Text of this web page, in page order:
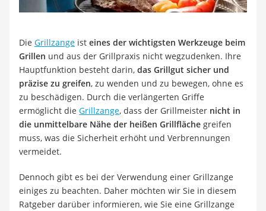
Gasdurchlauferhitzer
Service
Die Grillzange ist eines der wichtigsten Werkzeuge beim
Grillen und aus der Grillpraxis nicht wegzudenken. Ihre
Hauptfunktion besteht darin, das Grillgut sicher und
präzise zu greifen, zu wenden und zu bewegen, ohne es
zu beschädigen. Durch die verlängerten Griffe
ermöglicht die Grillzange, dass der Grillmeister nicht in
die unmittelbare Nähe der heißen Grillfläche greifen
muss, was die Sicherheit erhöht und Verbrennungen
vermeidet.
Dennoch gibt es bei der Verwendung einer Grillzange
einiges zu beachten. Daher möchten wir Sie in diesem
Ratgeber darüber informieren, wie Sie eine Grillzange